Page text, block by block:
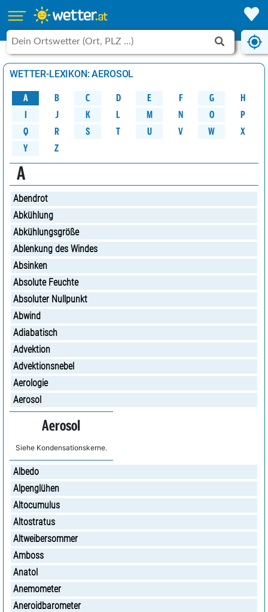
WETTER-LEXIKON: AEROSOL
A B C D E F G H
J K L M N O
P
Q
R S T U V W X
Y Z
A
Abendrot
Abkühlung
Abkühlungsgröße
Ablenkung des Windes
Absinken
Absolute Feuchte
Absoluter Nullpunkt
Abwind
Adiabatisch
Advektion
Advektionsnebel
Aerologie
Aerosol
Aerosol
Siehe Kondensationskerne.
Albedo
Alpenglühen
Altocumulus
Altostratus
Altweibersommer
Amboss
Anatol
Anemometer
Aneroidbarometer